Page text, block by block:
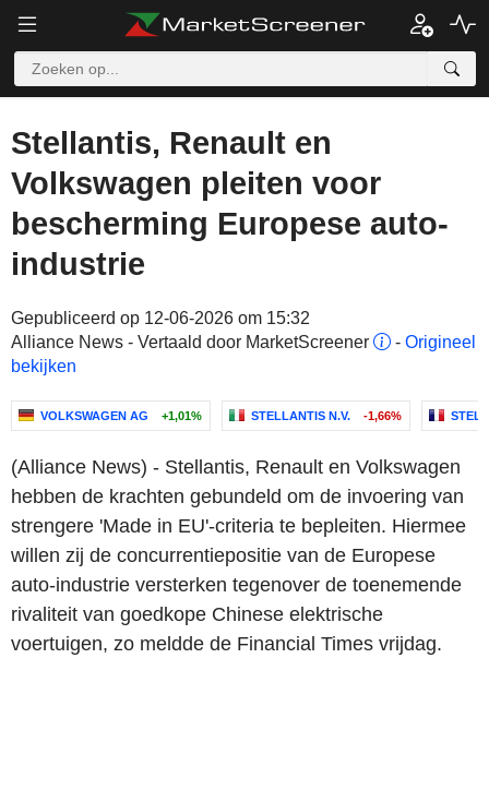
Stellantis, Renault en
Volkswagen pleiten voor
bescherming Europese auto-
industrie
Gepubliceerd op 12-06-2026 om 15:32
Alliance News - Vertaald door MarketScreener
- Origineel
bekijken
VOLKSWAGEN AG +1,01% STELLANTIS N.V. -1,66%
(Alliance News) - Stellantis, Renault en Volkswagen
hebben de krachten gebundeld om de invoering van
strengere 'Made in EU'-criteria te bepleiten. Hiermee
willen zij de concurrentiepositie van de Europese
auto-industrie versterken tegenover de toenemende
rivaliteit van goedkope Chinese elektrische
voertuigen, zo meldde de Financial Times vrijdag.